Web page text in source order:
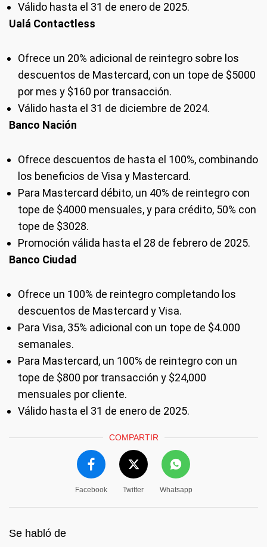
Válido hasta el 31 de enero de 2025.
Ualá Contactless
Ofrece un 20% adicional de reintegro sobre los
descuentos de Mastercard, con un tope de $5000
por mes y $160 por transacción.
Válido hasta el 31 de diciembre de 2024.
Banco Nación
Ofrece descuentos de hasta el 100%, combinando
los beneficios de Visa y Mastercard.
Para Mastercard débito, un 40% de reintegro con
tope de $4000 mensuales, y para crédito, 50% con
tope de $3028.
Promoción válida hasta el 28 de febrero de 2025.
Banco Ciudad
Ofrece un 100% de reintegro completando los
descuentos de Mastercard y Visa.
Para Visa, 35% adicional con un tope de $4.000
semanales.
Para Mastercard, un 100% de reintegro con un
tope de $800 por transacción y $24,000
mensuales por cliente.
Válido hasta el 31 de enero de 2025.
COMPARTIR
Facebook Twitter Whatsapp
Se habló de